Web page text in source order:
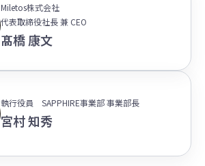
Miletos株式会社
代表取締役社長 兼 CEO
髙橋 康文
執行役員 SAPPHIRE事業部 事業部長
宮村 知秀